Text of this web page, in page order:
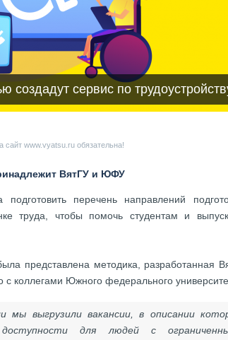
создадут сервис по
сайт www.vyatsu.ru обязательна!
ВятГУ и ЮФУ
перечень направлений
труда, чтобы помочь студентам и
представлена методика, разработанная
с коллегами Южного федерального
выгрузили вакансии, в описании
для людей с